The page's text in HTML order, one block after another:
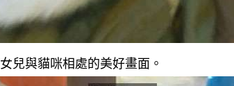
兒與貓咪相處的美好畫面。